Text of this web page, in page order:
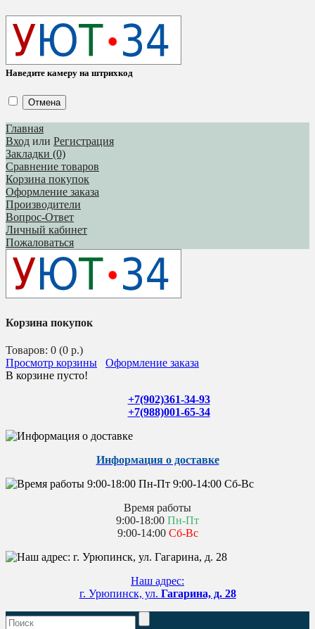
Наведите камеру на штрихкод
Отмена
Главная
Вход или Регистрация
Закладки (0)
Сравнение товаров
Корзина покупок
Оформление заказа
Производители
Вопрос-Ответ
Личный кабинет
Пожаловаться
Корзина покупок
Товаров: 0 (0 р.)
Просмотр корзины
Оформление заказа
В корзине пусто!
+7(902)361-34-93
+7(988)001-65-34
Информация о доставке
Время работы
9:00-18:00 Пн-Пт
9:00-14:00 Сб-Вс
Наш адрес:
г. Урюпинск, ул. Гагарина, д. 28